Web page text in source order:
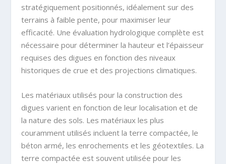
stratégiquement positionnés, idéalement sur des
terrains à faible pente, pour maximiser leur
efficacité. Une évaluation hydrologique complète est
nécessaire pour déterminer la hauteur et l’épaisseur
requises des digues en fonction des niveaux
historiques de crue et des projections climatiques.
Les matériaux utilisés pour la construction des
digues varient en fonction de leur localisation et de
la nature des sols. Les matériaux les plus
couramment utilisés incluent la terre compactée, le
béton armé, les enrochements et les géotextiles. La
terre compactée est souvent utilisée pour les